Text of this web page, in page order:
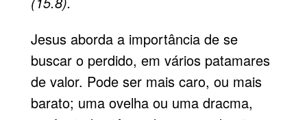
Jesus aborda a importância de se
buscar o perdido, em vários patamares
de valor. Pode ser mais caro, ou mais
barato; uma ovelha ou uma dracma,